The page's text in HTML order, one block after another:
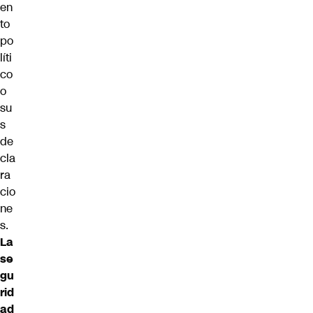
en
to
po
líti
co
o
su
s
de
cla
ra
cio
ne
s.
La
se
gu
rid
ad